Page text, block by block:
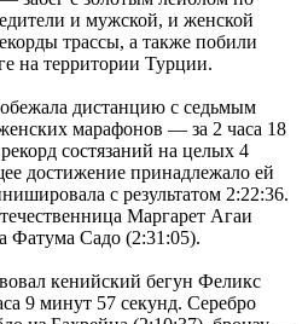
и мужской, и женской
трассы, а также побили
на территории Турции.
дистанцию с седьмым
марафонов — за 2 часа 18
состязаний на целых 4
достижение принадлежало ей
с результатом 2:22:36.
Маргарет Агаи
Фатума Садо (2:31:05).
кенийский бегун Феликс
9 минут 57 секунд. Серебро